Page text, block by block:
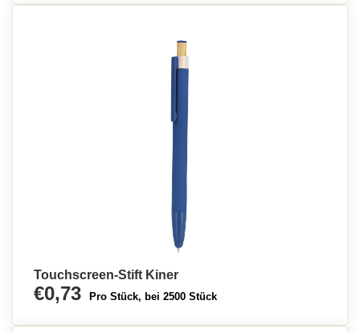
Touchscreen-Stift Kiner
€0,73 Pro Stück, bei 2500 Stück